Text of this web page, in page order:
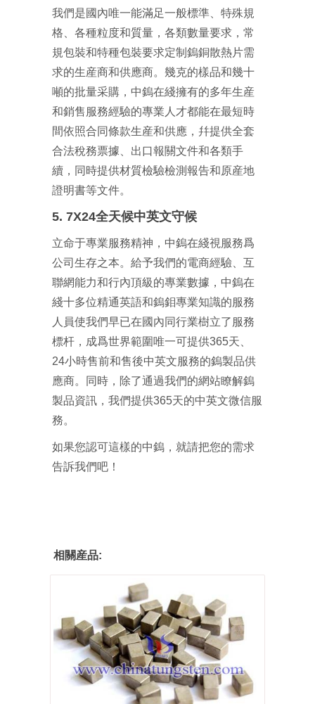
我們是國內唯一能滿足一般標準、特殊規
格、各種粒度和質量，各類數量要求，常
規包裝和特種包裝要求定制鎢銅散熱片需
求的生産商和供應商。幾克的樣品和幾十
噸的批量采購，中鎢在綫擁有的多年生産
和銷售服務經驗的專業人才都能在最短時
間依照合同條款生産和供應，幷提供全套
合法稅務票據、出口報關文件和各類手
續，同時提供材質檢驗檢測報告和原産地
證明書等文件。
5. 7X24全天候中英文守候
立命于專業服務精神，中鎢在綫視服務爲
公司生存之本。給予我們的電商經驗、互
聯網能力和行內頂級的專業數據，中鎢在
綫十多位精通英語和鎢鉬專業知識的服務
人員使我們早已在國內同行業樹立了服務
標杆，成爲世界範圍唯一可提供365天、
24小時售前和售後中英文服務的鎢製品供
應商。同時，除了通過我們的網站瞭解鎢
製品資訊，我們提供365天的中英文微信服
務。
如果您認可這樣的中鎢，就請把您的需求
告訴我們吧！
相關産品: